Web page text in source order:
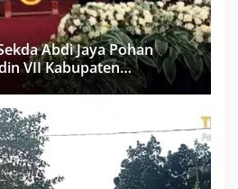
Abdi Jaya Pohan
VII Kabupaten